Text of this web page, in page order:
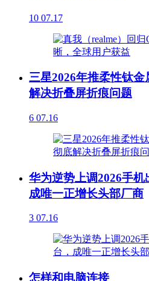
10 07.17
三星2026年推柔性钛
解决折叠屏折痕问题
6 07.16
华为逆势上调2026手机
成唯一正增长头部厂商
3 07.16
怎样和电脑连接